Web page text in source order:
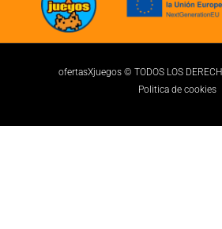
ofertasXjuegos © TODOS LOS
Politica de cookies